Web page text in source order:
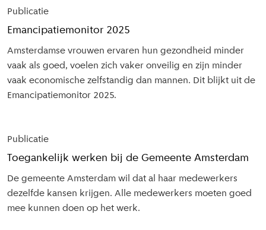
in dit
dossier
Emancipatiemonitor 2025
Publicatie
Amsterdamse vrouwen ervaren hun gezondheid minder
vaak als goed, voelen zich vaker onveilig en zijn minder
vaak economische zelfstandig dan mannen. Dit blijkt uit de
Emancipatiemonitor 2025.
Toegankelijk werken bij de Gemeente Amsterdam
Publicatie
De gemeente Amsterdam wil dat al haar medewerkers
dezelfde kansen krijgen. Alle medewerkers moeten goed
mee kunnen doen op het werk.